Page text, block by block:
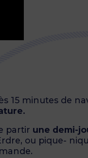
15 minutes de
partir une demi-
ou pique-